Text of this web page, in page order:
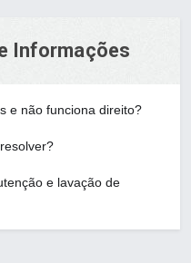
Informações
e não funciona direito?
e lavação de